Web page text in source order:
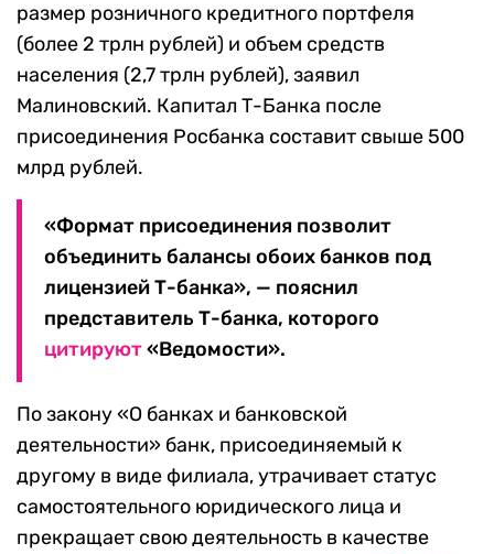
размер розничного кредитного портфеля
(более 2 трлн рублей) и объем средств
населения (2,7 трлн рублей), заявил
Малиновский. Капитал Т-Банка после
присоединения Росбанка составит свыше 500
млрд рублей.
«Формат присоединения позволит
объединить балансы обоих банков под
лицензией Т-банка», — пояснил
представитель Т-банка, которого
цитируют«Ведомости».
По закону «О банках и банковской
деятельности» банк, присоединяемый к
другому в виде филиала, утрачивает статус
самостоятельного юридического лица и
прекращает свою деятельность в качестве